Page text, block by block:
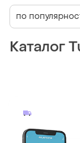
Каталог
по